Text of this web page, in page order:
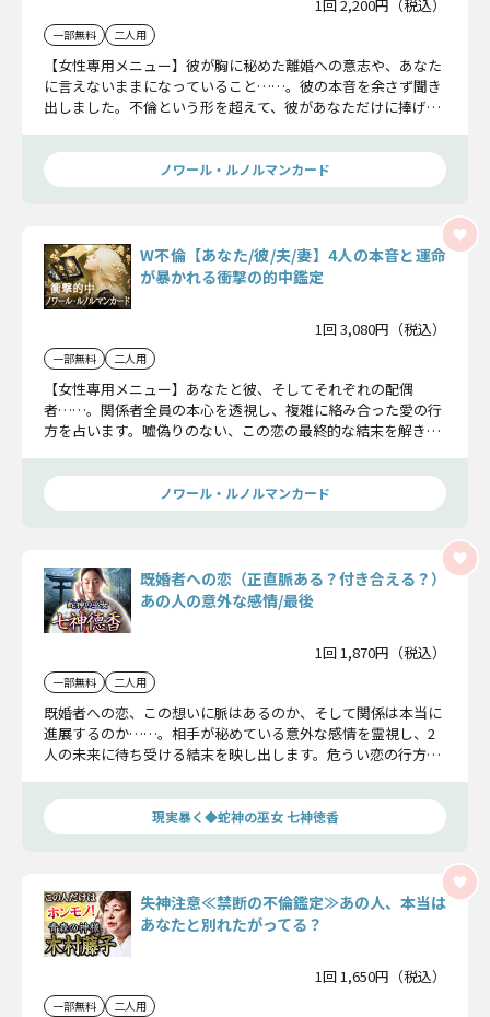
1回 2,200円（税込）
一部無料 二人用
【女性専用メニュー】彼が胸に秘めた離婚への意志や、あなた
に言えないままになっていること……。彼の本音を余さず聞き
出しました。不倫という形を超えて、彼があなただけに捧げる
ノワール・ルノルマンカード
W不倫【あなた/彼/夫/妻】4人の本音と運命
が暴かれる衝撃の的中鑑定
1回 3,080円（税込）
一部無料 二人用
【女性専用メニュー】あなたと彼、そしてそれぞれの配偶
者……。関係者全員の本心を透視し、複雑に絡み合った愛の行
方を占います。嘘偽りのない、この恋の最終的な結末を解き明
ノワール・ルノルマンカード
既婚者への恋（正直脈ある？付き合える？）
あの人の意外な感情/最後
1回 1,870円（税込）
一部無料 二人用
既婚者への恋、この想いに脈はあるのか、そして関係は本当に
進展するのか……。相手が秘めている意外な感情を霊視し、2
人の未来に待ち受ける結末を映し出します。危うい恋の行方を
現実暴く◆蛇神の巫女 七神徳香
失神注意≪禁断の不倫鑑定≫あの人、本当は
あなたと別れたがってる？
1回 1,650円（税込）
一部無料 二人用